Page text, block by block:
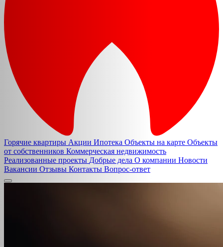
Горячие квартиры Акции Ипотека Объекты на карте Объекты
от собственников Коммерческая недвижимость
Реализованные проекты Добрые дела О компании Новости
Вакансии Отзывы Контакты Вопрос-ответ